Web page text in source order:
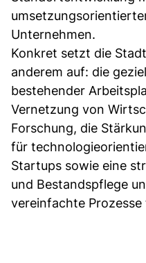
Unternehmen.
Konkret setzt die
anderem auf: die
bestehender
Vernetzung von
Forschung, die
für
Startups sowie eine
und Bestandspflege
vereinfachte